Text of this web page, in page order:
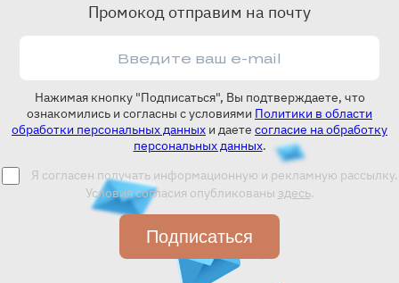
Промокод отправим на почту
Нажимая кнопку "Подписаться", Вы подтверждаете, что
ознакомились и согласны с условиями Политики в области
обработки персональных данных и даете согласие на обработку
персональных данных.
Я согласен получать информационную и рекламную рассылку.
Условия согласия опубликованы здесь.
Подписаться